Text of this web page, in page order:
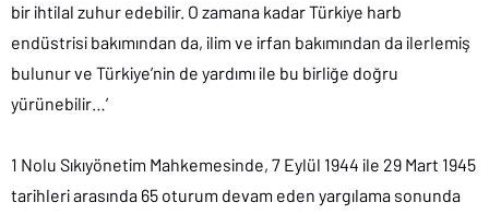
bir ihtilal zuhur edebilir. O zamana kadar Türkiye harb
endüstrisi bakımından da, ilim ve irfan bakımından da ilerlemiş
bulunur ve Türkiye’nin de yardımı ile bu birliğe doğru
yürünebilir…’
1 Nolu Sıkıyönetim Mahkemesinde, 7 Eylül 1944 ile 29 Mart 1945
tarihleri arasında 65 oturum devam eden yargılama sonunda